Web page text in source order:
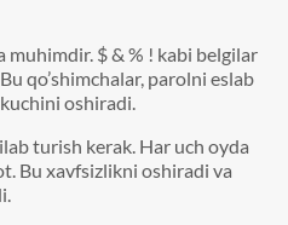
muhimdir. $ & % ! kabi belgilar
qo’shimchalar, parolni eslab
oshiradi.
turish kerak. Har uch oyda
Bu xavfsizlikni oshiradi va